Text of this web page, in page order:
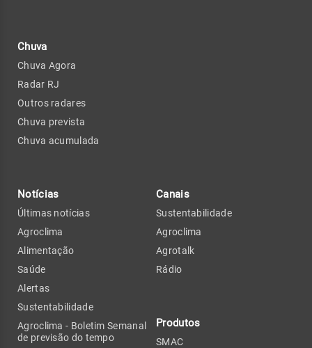
Chuva
Chuva Agora
Radar RJ
Outros radares
Chuva prevista
Chuva acumulada
Notícias
Últimas notícias
Agroclima
Alimentação
Saúde
Alertas
Sustentabilidade
Agroclima - Boletim Semanal
de previsão do tempo
Canais
Sustentabilidade
Agroclima
Agrotalk
Rádio
Produtos
SMAC